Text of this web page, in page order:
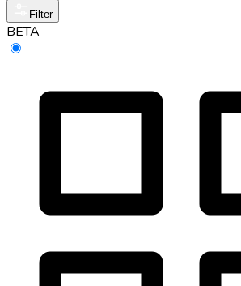
Filter
BETA